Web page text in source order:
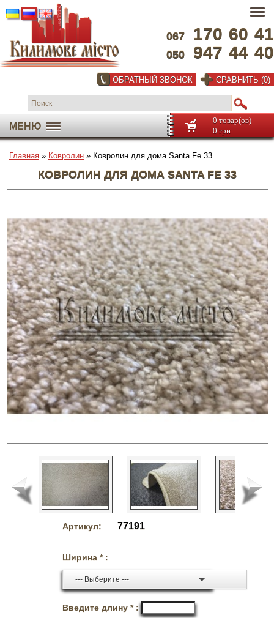
067 170 60 41
050 947 44 40
ОБРАТНЫЙ ЗВОНОК СРАВНИТЬ (0)
МЕНЮ
0 товар(ов)
0 грн
Главная » Ковролин » Ковролин для дома Santa Fe 33
КОВРОЛИН ДЛЯ ДОМА SANTA FE 33
Артикул: 77191
Ширина * :
--- Выберите ---
Введите длину * :